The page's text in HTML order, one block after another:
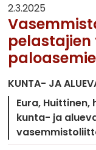
2.3.2025
KUNTA- JA
Eura Huittinen
kunta- ja